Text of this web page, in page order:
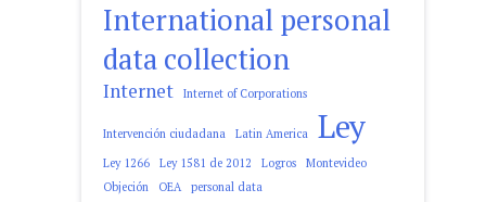
International personal
data collection
Internet Internet of Corporations
Intervención ciudadana Latin America Ley
Ley 1266 Ley 1581 de 2012 Logros
Montevideo
Objeción
OEA
personal data